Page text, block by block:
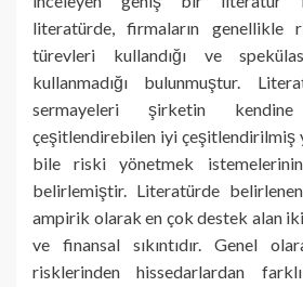
literatürde, firmaların genellikle
türevleri kullandığı ve
kullanmadığı bulunmuştur.
sermayeleri şirketin
çeşitlendirebilen iyi çeşitlendirilmiş
bile riski yönetmek
belirlemiştir. Literatürde
ampirik olarak en çok destek alan
ve finansal sıkıntıdır. Genel
risklerinden hissedarlardan